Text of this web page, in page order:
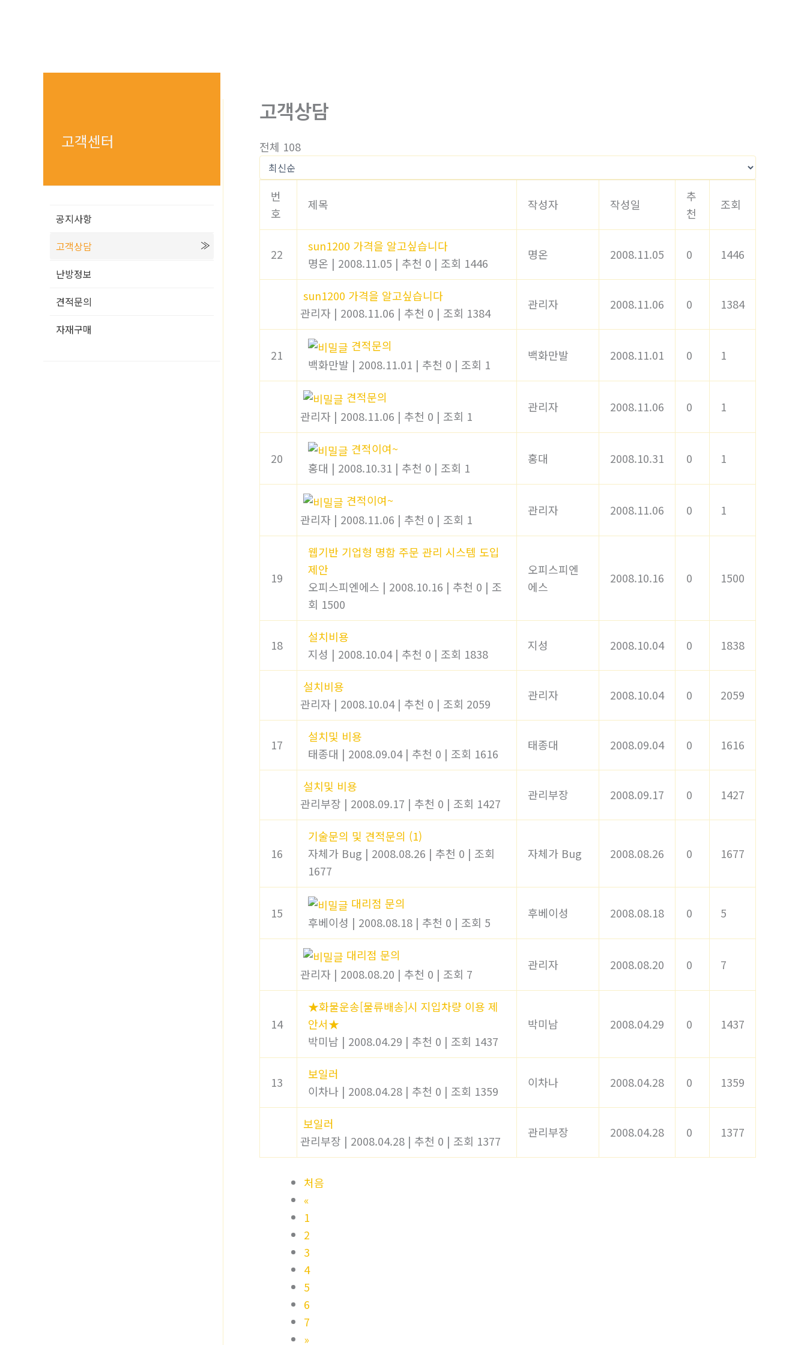
고객센터
공지사항
고객상담
난방정보
견적문의
자재구매
고객상담
전체 108
번
호
제목 작성자 작성일
추
천
조회
22
sun1200 가격을 알고싶습니다
명온 | 2008.11.05 | 추천 0 | 조회 1446
명온 2008.11.05 0 1446
sun1200 가격을 알고싶습니다
관리자 | 2008.11.06 | 추천 0 | 조회 1384
관리자 2008.11.06 0 1384
21
견적문의
백화만발 | 2008.11.01 | 추천 0 | 조회 1
백화만발 2008.11.01 0 1
견적문의
관리자 | 2008.11.06 | 추천 0 | 조회 1
관리자 2008.11.06 0 1
20
견적이여~
홍대 | 2008.10.31 | 추천 0 | 조회 1
홍대 2008.10.31 0 1
견적이여~
관리자 | 2008.11.06 | 추천 0 | 조회 1
관리자 2008.11.06 0 1
19
웹기반 기업형 명함 주문 관리 시스템 도입
제안
오피스피엔에스 | 2008.10.16 | 추천 0 | 조
회 1500
오피스피엔
에스
2008.10.16 0 1500
18
설치비용
지성 | 2008.10.04 | 추천 0 | 조회 1838
지성 2008.10.04 0 1838
설치비용
관리자 | 2008.10.04 | 추천 0 | 조회 2059
관리자 2008.10.04 0 2059
17
설치및 비용
태종대 | 2008.09.04 | 추천 0 | 조회 1616
태종대 2008.09.04 0 1616
설치및 비용
관리부장 | 2008.09.17 | 추천 0 | 조회 1427
관리부장 2008.09.17 0 1427
16
기술문의 및 견적문의 (1)
자체가 Bug | 2008.08.26 | 추천 0 | 조회
1677
자체가 Bug 2008.08.26 0 1677
15
대리점 문의
후베이성 | 2008.08.18 | 추천 0 | 조회 5
후베이성 2008.08.18 0 5
대리점 문의
관리자 | 2008.08.20 | 추천 0 | 조회 7
관리자 2008.08.20 0 7
14
★화물운송[물류배송]시 지입차량 이용 제
안서★
박미남 | 2008.04.29 | 추천 0 | 조회 1437
박미남 2008.04.29 0 1437
13
보일러
이차나 | 2008.04.28 | 추천 0 | 조회 1359
이차나 2008.04.28 0 1359
보일러
관리부장 | 2008.04.28 | 추천 0 | 조회 1377
관리부장 2008.04.28 0 1377
처음
«
1
2
3
4
5
6
7
»